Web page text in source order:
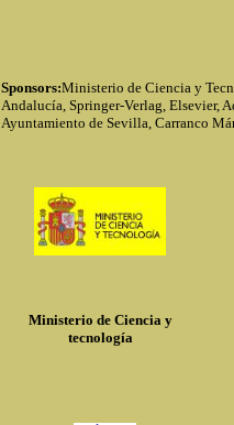
Sponsors:Ministerio de Ciencia y
Andalucía, Springer-Verlag, Elsevier,
Ayuntamiento de Sevilla, Carranco
Ministerio de Ciencia y
tecnología